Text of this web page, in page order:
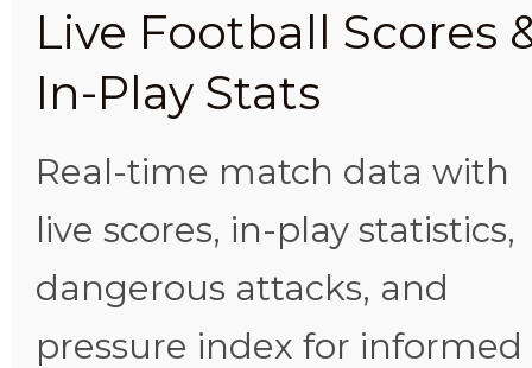
Live Football Scores
In-Play Stats
Real-time match data with
live scores, in-play statistics,
dangerous attacks, and
pressure index for informed